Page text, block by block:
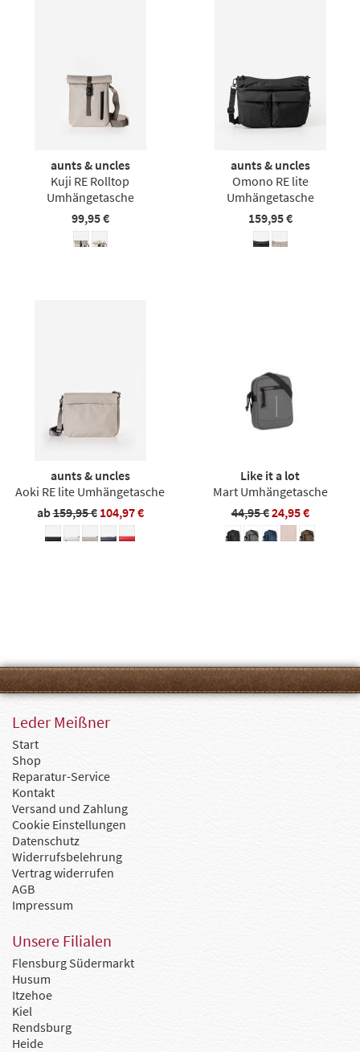
aunts & uncles
Kuji RE Rolltop
Umhängetasche
99,95 €
aunts & uncles
Omono RE lite
Umhängetasche
159,95 €
aunts & uncles
Aoki RE lite Umhängetasche
ab159,95 € 104,97 €
Like it a lot
Mart Umhängetasche
44,95 €24,95 €
Leder Meißner
Start
Shop
Reparatur-Service
Kontakt
Versand und Zahlung
Cookie Einstellungen
Datenschutz
Widerrufsbelehrung
Vertrag widerrufen
AGB
Impressum
Unsere Filialen
Flensburg Südermarkt
Husum
Itzehoe
Kiel
Rendsburg
Heide